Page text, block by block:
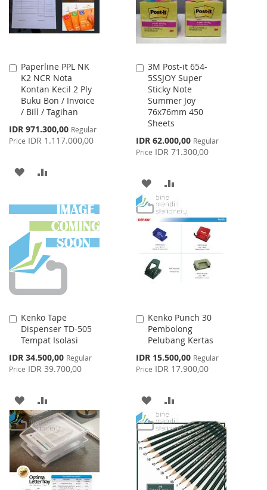
Paperline PPL NK
K2 NCR Nota
Kontan Kecil 2 Ply
Buku Bon / Invoice
/ Bill / Tagihan
Special
Price
IDR 971.300,00 Regular
Price IDR 1.117.000,00
Add
to
Cart
ADD
WISH
LIST
COMPARE
3M Post-it 654-
5SSJOY Super
Sticky Note
Summer Joy
76x76mm 450
Sheets
Special
Price
IDR 62.000,00 Regular
Price IDR 71.300,00
Add
to
Cart
ADD
TO
WISH
LIST
TO
COMPARE
Kenko Tape
Dispenser TD-505
Tempat Isolasi
Special
Price
IDR 34.500,00 Regular
Price IDR 39.700,00
Add
to
Cart
ADD
TO
WISH
LIST
TO
COMPARE
Kenko Punch 30
Pembolong
Pelubang Kertas
Special
Price
IDR 15.500,00 Regular
Price IDR 17.900,00
Add
to
Cart
ADD
TO
WISH
LIST
TO
COMPARE